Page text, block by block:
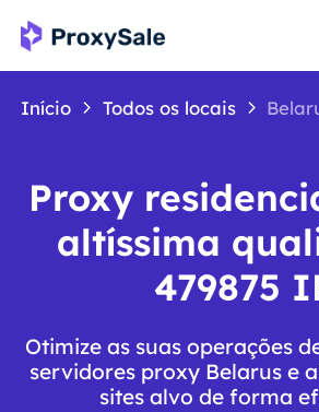
Início Todos os locais
Proxy
altíssima
479875
Otimize as suas operações
servidores proxy Belarus e
sites alvo de forma